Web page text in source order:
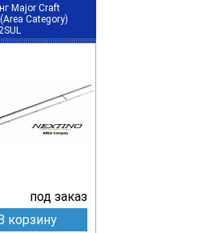
Major Craft
Category)
под заказ
корзину